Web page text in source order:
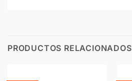
PRODUCTOS RELACIONADOS